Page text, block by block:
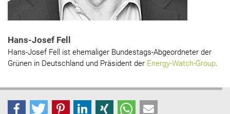
Hans-Josef Fell
Hans-Josef Fell ist ehemaliger Bundestags-Abgeordneter der
Grünen in Deutschland und Präsident der Energy-Watch-Group.